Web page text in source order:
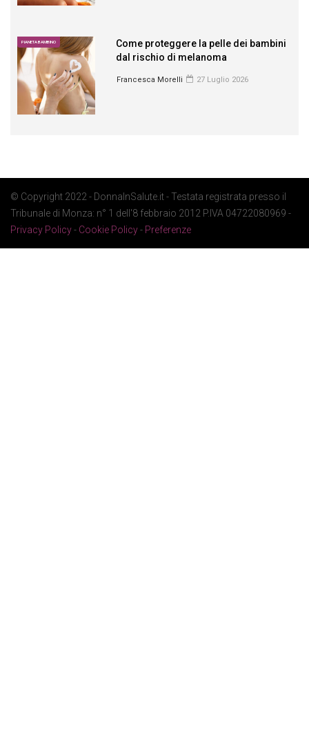
PIANETA BAMBINO
Come proteggere la pelle dei bambini
dal rischio di melanoma
Francesca Morelli 27 Luglio 2026
© Copyright 2022 - DonnaInSalute.it - Testata registrata presso il
Tribunale di Monza: n° 1 dell'8 febbraio 2012 P.IVA 04722080969 -
Privacy Policy- Cookie Policy- Preferenze